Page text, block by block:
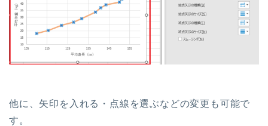
他に、矢印を入れる・点線を選ぶなどの変更も可能で
す。